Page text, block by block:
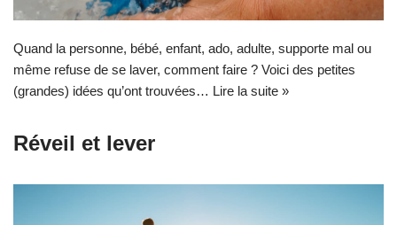
Quand la personne, bébé, enfant, ado, adulte, supporte mal ou
même refuse de se laver, comment faire ? Voici des petites
(grandes) idées qu’ont trouvées… Lire la suite »
Réveil et lever